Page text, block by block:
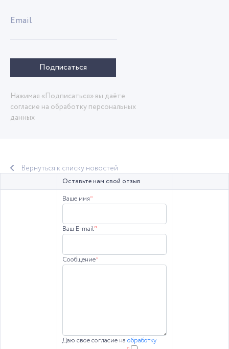
Email
Подписаться
Нажимая «Подписаться» вы даёте
согласие на обработку персональных
данных
Вернуться к списку новостей
Оставьте нам свой отзыв
Ваше имя*
Ваш E-mail*
Сообщение*
Даю свое согласие на обработку